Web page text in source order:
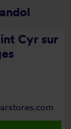
Cyr sur